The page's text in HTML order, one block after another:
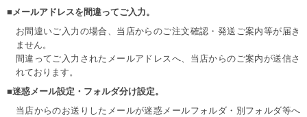
■メールアドレスを間違ってご入力。
お間違いご入力の場合、当店からのご注文確認・発送ご案内等が届き
ません。
間違ってご入力されたメールアドレスへ、当店からのご案内が送信さ
れております。
■迷惑メール設定・フォルダ分け設定。
当店からのお送りしたメールが迷惑メールフォルダ・別フォルダ等へ